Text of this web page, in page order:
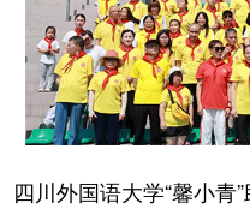
四川外国语大学“馨小青